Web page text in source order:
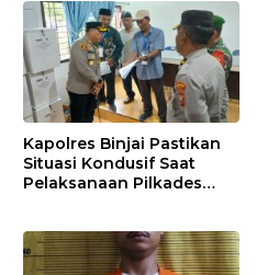
Kapolres Binjai Pastikan
Situasi Kondusif Saat
Pelaksanaan Pilkades